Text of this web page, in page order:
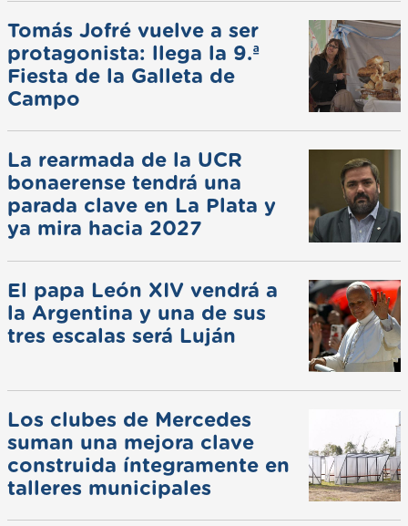
Tomás Jofré vuelve a ser
protagonista: llega la 9.ª
Fiesta de la Galleta de
Campo
La rearmada de la UCR
bonaerense tendrá una
parada clave en La Plata y
ya mira hacia 2027
El papa León XIV vendrá a
la Argentina y una de sus
tres escalas será Luján
Los clubes de Mercedes
suman una mejora clave
construida íntegramente en
talleres municipales